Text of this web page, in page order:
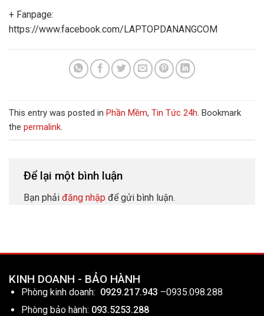
+ Fanpage:
https://www.facebook.com/LAPTOPDANANGCOM
This entry was posted in Phần Mềm, Tin Tức 24h . Bookmark
the permalink
Để lại một bình luận
Bạn phải đăng nhập để gửi bình luận.
KINH DOANH - BẢO HÀNH
Phòng kinh doanh: 0929.217.943 –0935.098.288
Phòng bảo hành: 093.5253.288